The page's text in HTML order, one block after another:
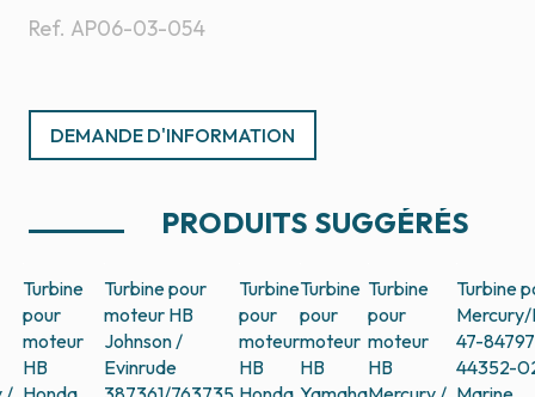
Ref. AP06-03-054
DEMANDE D'INFORMATION
PRODUITS SUGGÉRÉS
Turbine
pour
moteur
HB
Turbine pour
moteur HB
Johnson /
Evinrude
Turbine
pour
moteur
HB
Turbine
pour
moteur
HB
Turbine
pour
moteur
HB
Turbine
47-
44352-